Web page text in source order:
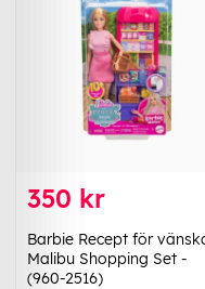
350 kr
Barbie Recept för
Malibu Shopping Set -
(960-2516)